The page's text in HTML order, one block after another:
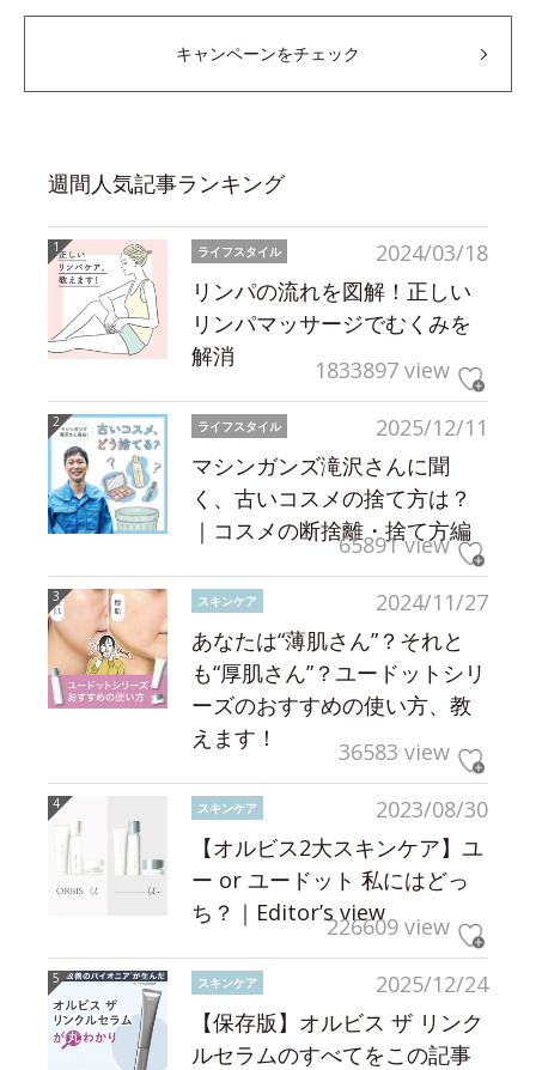
キャンペーンをチェック
週間人気記事ランキング
2024/03/18
ライフスタイル
リンパの流れを図解！正しい
リンパマッサージでむくみを
解消
1833897 view
2025/12/11
ライフスタイル
マシンガンズ滝沢さんに聞
く、古いコスメの捨て方は？
｜コスメの断捨離・捨て方編
65891 view
2024/11/27
スキンケア
あなたは“薄肌さん”？それと
も“厚肌さん”？ユードットシリ
ーズのおすすめの使い方、教
えます！
36583 view
2023/08/30
スキンケア
【オルビス2大スキンケア】ユ
ー or ユードット 私にはどっ
ち？｜Editor’s view226609 view
2025/12/24
スキンケア
【保存版】オルビス ザ リンク
ルセラムのすべてをこの記事